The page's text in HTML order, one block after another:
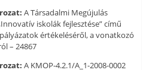
A Társadalmi Megújulás
iskolák fejlesztése” című
értékeléséről, a vonatkozó
– 24867
A KMOP-4.2.1/A_1-2008-0002